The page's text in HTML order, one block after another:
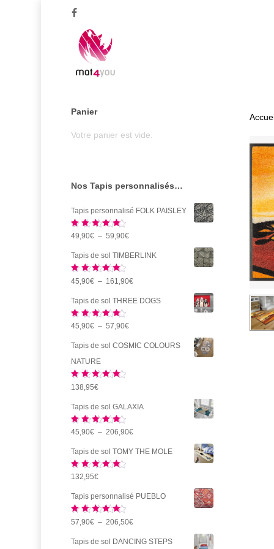
Panier
Votre panier est vide.
Nos Tapis personnalisés…
Tapis personnalisé FOLK PAISLEY
Note 5.00
sur 5
49,90€ – 59,90€Plage
de
49,90€
à
Tapis de sol TIMBERLINK
Note 5.00
sur 5
45,90€ – 161,90€Plage
de
à
Tapis de sol THREE DOGS
Note 5.00
sur 5
45,90€ – 57,90€Plage
de
57,90€
Tapis de sol COSMIC COLOURS
NATURE
Note
sur 5
138,95€
Tapis de sol GALAXIA
Note 5.00
sur 5
45,90€ – 206,90€Plage
de
à
Tapis de sol TOMY THE MOLE
Note
sur 5
132,95€
Tapis personnalisé PUEBLO
Note 5.00
sur 5
57,90€ – 206,50€Plage
de
Tapis de sol DANCING STEPS